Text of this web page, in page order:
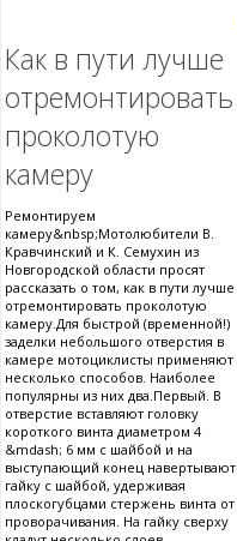
Как в пути лучше
отремонтировать
проколотую
камеру
Ремонтируем
камеру&nbsp;Мотолюбители В.
Кравчинский и К. Семухин из
Новгородской области просят
рассказать о том, как в пути лучше
отремонтировать проколотую
камеру.Для быстрой (временной!)
заделки небольшого отверстия в
камере мотоциклисты применяют
несколько способов. Наиболее
популярны из них два.Первый. В
отверстие вставляют головку
короткого винта диаметром 4
&mdash; 6 мм с шайбой и на
выступающий конец навертывают
гайку с шайбой, удерживая
плоскогубцами стержень винта от
проворачивания. На гайку сверху